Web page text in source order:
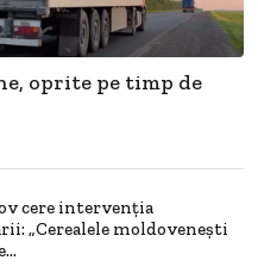
oprite pe timp de
cere intervenția
„Cerealele moldovenești